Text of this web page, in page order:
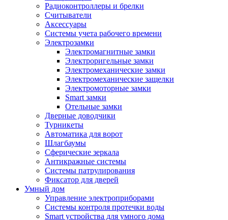
Радиоконтроллеры и брелки
Считыватели
Аксессуары
Системы учета рабочего времени
Электрозамки
Электромагнитные замки
Электроригельные замки
Электромеханические замки
Электромеханические защелки
Электромоторные замки
Smart замки
Отельные замки
Дверные доводчики
Турникеты
Автоматика для ворот
Шлагбаумы
Сферические зеркала
Антикражные системы
Системы патрулирования
Фиксатор для дверей
Умный дом
Управление электроприборами
Системы контроля протечки воды
Smart устройства для умного дома